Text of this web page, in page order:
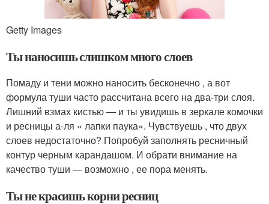
Getty Images
Ты наносишь слишком много слоев
Помаду и тени можно наносить бесконечно , а вот
формула туши часто рассчитана всего на два-три слоя.
Лишний взмах кистью — и ты увидишь в зеркале комочки
и ресницы а-ля « лапки паука». Чувствуешь , что двух
слоев недостаточно? Попробуй заполнять ресничный
контур черным карандашом. И обрати внимание на
качество туши — возможно , ее пора менять.
Ты не красишь корни ресниц